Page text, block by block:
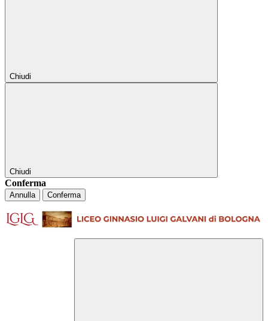
Chiudi
Chiudi
Conferma
Annulla Conferma